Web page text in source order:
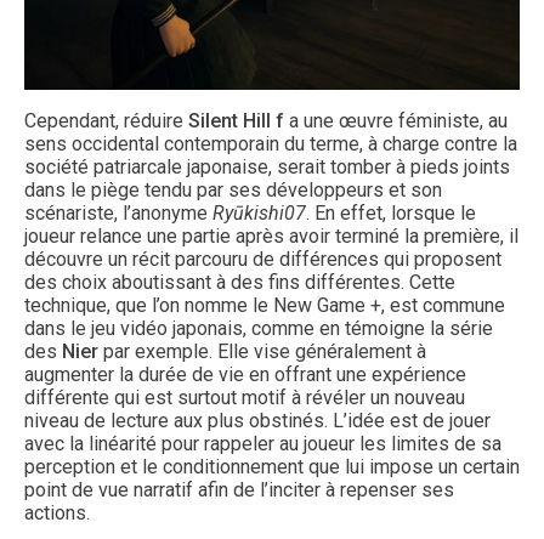
Cependant, réduire Silent Hill f a une œuvre féministe, au
sens occidental contemporain du terme, à charge contre la
société patriarcale japonaise, serait tomber à pieds joints
dans le piège tendu par ses développeurs et son
scénariste, l’anonyme Ryūkishi07. En effet, lorsque le
joueur relance une partie après avoir terminé la première, il
découvre un récit parcouru de différences qui proposent
des choix aboutissant à des fins différentes. Cette
technique, que l’on nomme le New Game +, est commune
dans le jeu vidéo japonais, comme en témoigne la série
des Nier par exemple. Elle vise généralement à
augmenter la durée de vie en offrant une expérience
différente qui est surtout motif à révéler un nouveau
niveau de lecture aux plus obstinés. L’idée est de jouer
avec la linéarité pour rappeler au joueur les limites de sa
perception et le conditionnement que lui impose un certain
point de vue narratif afin de l’inciter à repenser ses
actions.